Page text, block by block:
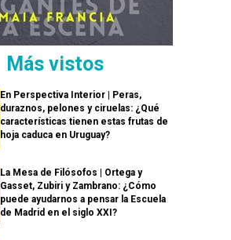
Más vistos
En Perspectiva Interior | Peras,
duraznos, pelones y ciruelas: ¿Qué
características tienen estas frutas de
hoja caduca en Uruguay?
La Mesa de Filósofos | Ortega y
Gasset, Zubiri y Zambrano: ¿Cómo
puede ayudarnos a pensar la Escuela
de Madrid en el siglo XXI?